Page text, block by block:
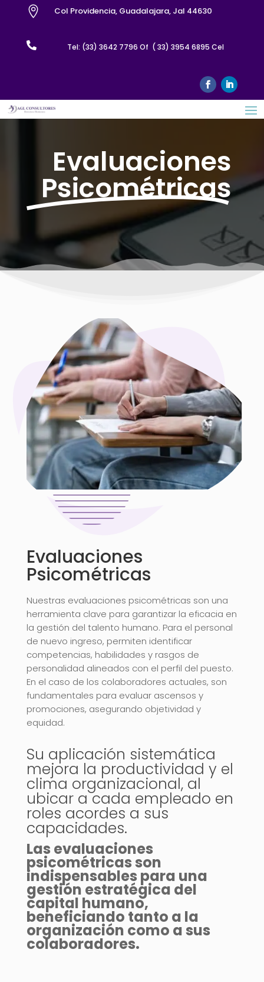
 Col Providencia, Guadalajara, Jal 44630
 Tel: (33) 3642 7796 Of ( 33) 3954 6895 Cel
Evaluaciones
Psicométricas
Evaluaciones
Psicométricas
Nuestras evaluaciones psicométricas son una
herramienta clave para garantizar la eficacia en
la gestión del talento humano. Para el personal
de nuevo ingreso, permiten identificar
competencias, habilidades y rasgos de
personalidad alineados con el perfil del puesto.
En el caso de los colaboradores actuales, son
fundamentales para evaluar ascensos y
promociones, asegurando objetividad y
equidad.
Su aplicación sistemática
mejora la productividad y el
clima organizacional, al
ubicar a cada empleado en
roles acordes a sus
capacidades.
Las evaluaciones
psicométricas son
indispensables para una
gestión estratégica del
capital humano,
beneficiando tanto a la
organización como a sus
colaboradores.